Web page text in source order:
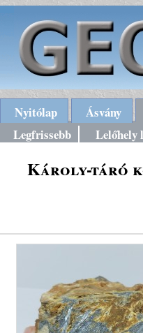
Nyitólap Ásvány
Legfrissebb
Lelőhely
Károly-táró